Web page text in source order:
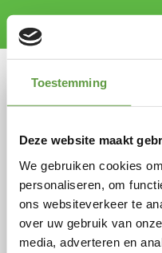
Toestemming
Deze website maakt
We gebruiken cookies
personaliseren, om
ons websiteverkeer te
over uw gebruik van
media, adverteren en